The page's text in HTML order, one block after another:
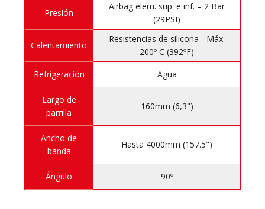
Presión
Airbag elem. sup. e inf. – 2 Bar
(29PSI)
Calentamiento
Resistencias de silicona - Máx.
200º C (392ºF)
Refrigeración
Agua
Largo de
parrilla
160mm (6,3")
Ancho de
banda
Hasta 4000mm (157.5")
Ángulo 90º